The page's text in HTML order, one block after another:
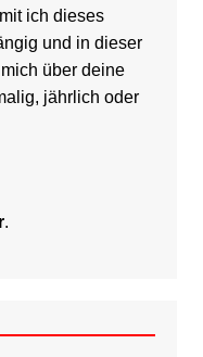
ich dieses
und in dieser
über deine
jährlich oder
.